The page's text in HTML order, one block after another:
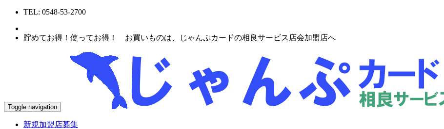
TEL: 0548-53-2700
貯めてお得！使ってお得！ お買いものは、じゃんぷカードの相良サービス店会加盟店へ
Toggle navigation
新規加盟店募集